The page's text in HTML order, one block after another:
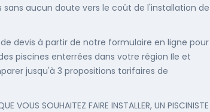
sans aucun doute vers le coût de l'installation de
devis à partir de notre formulaire en ligne pour
piscines enterrées dans votre région Ile et
jusqu'à 3 propositions tarifaires de
VOUS SOUHAITEZ FAIRE INSTALLER, UN PISCINISTE